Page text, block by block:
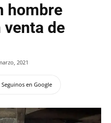
hombre
de
2021
Seguinos en Google